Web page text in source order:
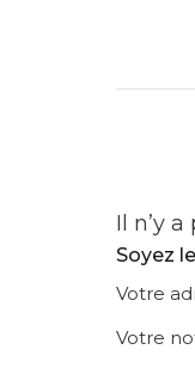
Il n’y a
Soyez
Votre
Votre